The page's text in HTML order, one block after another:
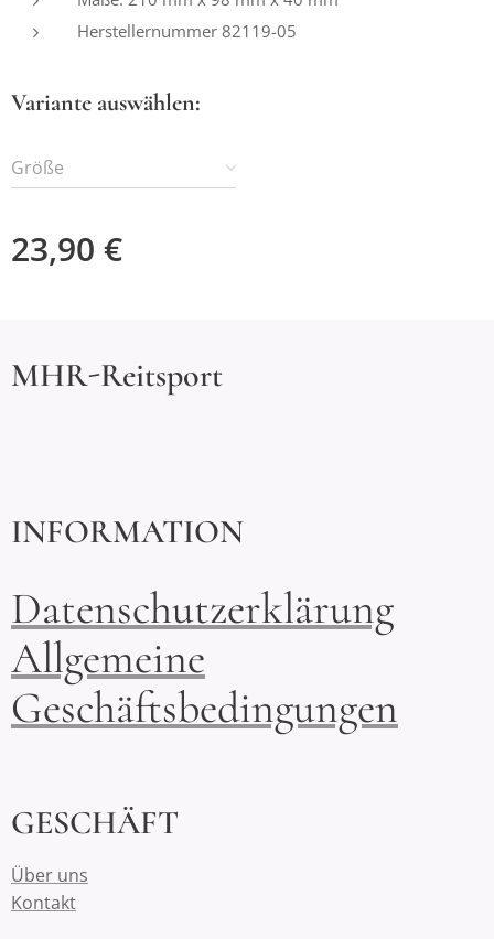
Herstellernummer 82119-05
Variante auswählen:
Größe
23,90 €
MHR-Reitsport
INFORMATION
Datenschutzerklärung
Allgemeine
Geschäftsbedingungen
GESCHÄFT
Über uns
Kontakt